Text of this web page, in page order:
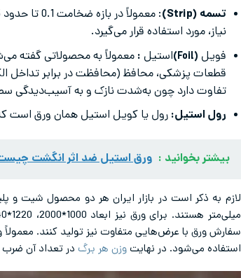
تسمه (Strip)
نیاز، مورد استفاده قرار می‌گیرد.
فویل (Foil) استیل :
قطعات پزشکی، محافظ (محافظت در برابر تداخل
تفاوت دارد چون به‌شدت نازک و به
رول استیل: رول یا کویل استیل همان ورق است
بیشتر بخوانید : ورق استیل ضد اثر انگشت
سفارش ورق با عرض‌هایی متفاوت نیز تولید کنند.
استفاده می‌شود. در نهایتوزن هر برگ در تعداد آن